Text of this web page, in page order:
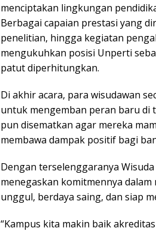
menciptakan lingkungan
Berbagai capaian prestasi yang
penelitian, hingga kegiatan
mengukuhkan posisi Unperti
patut diperhitungkan.
Di akhir acara, para wisudawan
untuk mengemban peran baru di
pun disematkan agar mereka
membawa dampak positif bagi
Dengan terselenggaranya
menegaskan komitmennya
unggul, berdaya saing, dan siap
“Kampus kita makin baik